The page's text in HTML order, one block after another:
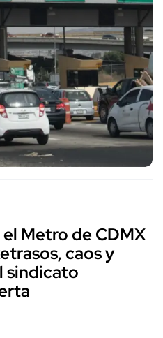
Metro de CDMX
caos y
sindicato